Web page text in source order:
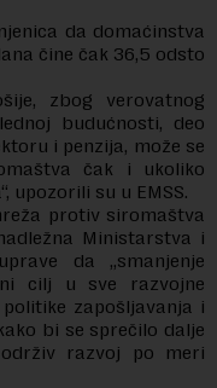
da domаćinstva
čine čak 36,5 odsto
zbog verovatnog
budućnosti, deo
i penzija, može se
čak i ukoliko
upozorili su u EMSS.
protiv siromaštva
Ministarstva i
da „smanjenje
cilj u sve razvojne
zapošljavanja i
bi se sprečilo dalje
razvoj po meri